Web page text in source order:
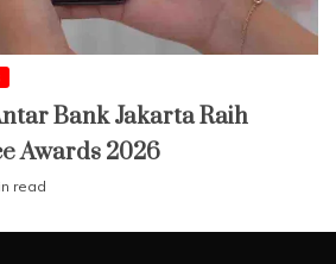
Bank Jakarta Raih
Awards 2026
read